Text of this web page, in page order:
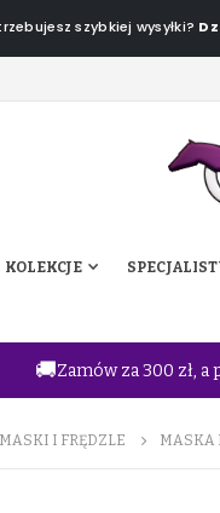
szybkiej wysyłki?
KOLEKCJE
🚚Zamów za 300 zł,
MASKI I FRĘDZLE MASKA